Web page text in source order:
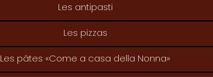
Les antipasti
Les pizzas
Les pâtes «Come a casa della Nonna»